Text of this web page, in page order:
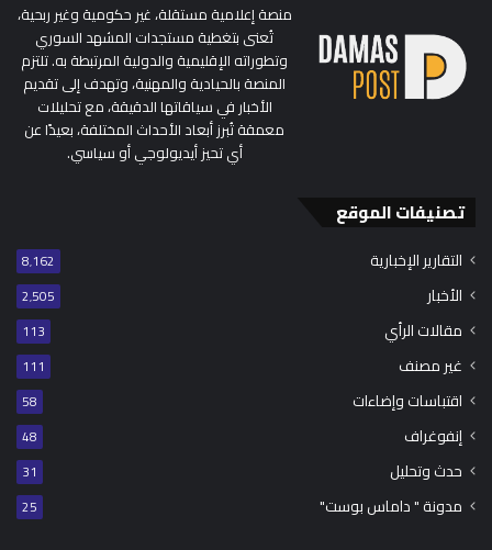
منصة إعلامية مستقلة، غير حكومية وغير ربحية،
تُعنى بتغطية مستجدات المشهد السوري
وتطوراته الإقليمية والدولية المرتبطة به. تلتزم
المنصة بالحيادية والمهنية، وتهدف إلى تقديم
الأخبار في سياقاتها الدقيقة، مع تحليلات
معمقة تُبرز أبعاد الأحداث المختلفة، بعيدًا عن
أي تحيز أيديولوجي أو سياسي.
تصنيفات الموقع
التقارير الإخبارية 8٬162
الأخبار 2٬505
مقالات الرأي 113
غير مصنف 111
اقتباسات وإضاءات 58
إنفوغراف 48
حدث وتحليل 31
مدونة " داماس بوست" 25